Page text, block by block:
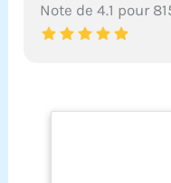
Note de 4.1 pour